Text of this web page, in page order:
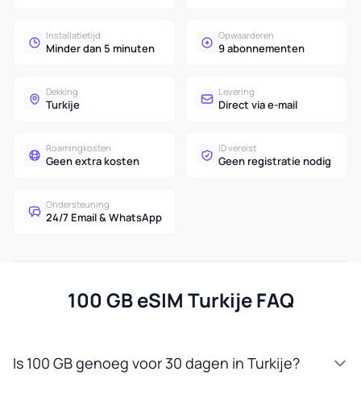
Installatietijd
Minder dan 5 minuten
Opwaarderen
9 abonnementen
Dekking
Turkije
Levering
Direct via e-mail
Roamingkosten
Geen extra kosten
ID vereist
Geen registratie nodig
Ondersteuning
24/7 Email & WhatsApp
100 GB eSIM Turkije FAQ
Is 100 GB genoeg voor 30 dagen in Turkije?